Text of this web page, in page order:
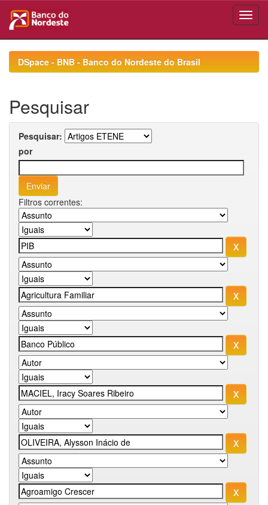
navigationDSpace - BNB - Banco do Nordeste do Brasil
Pesquisar
Pesquisar:
por
Filtros correntes: